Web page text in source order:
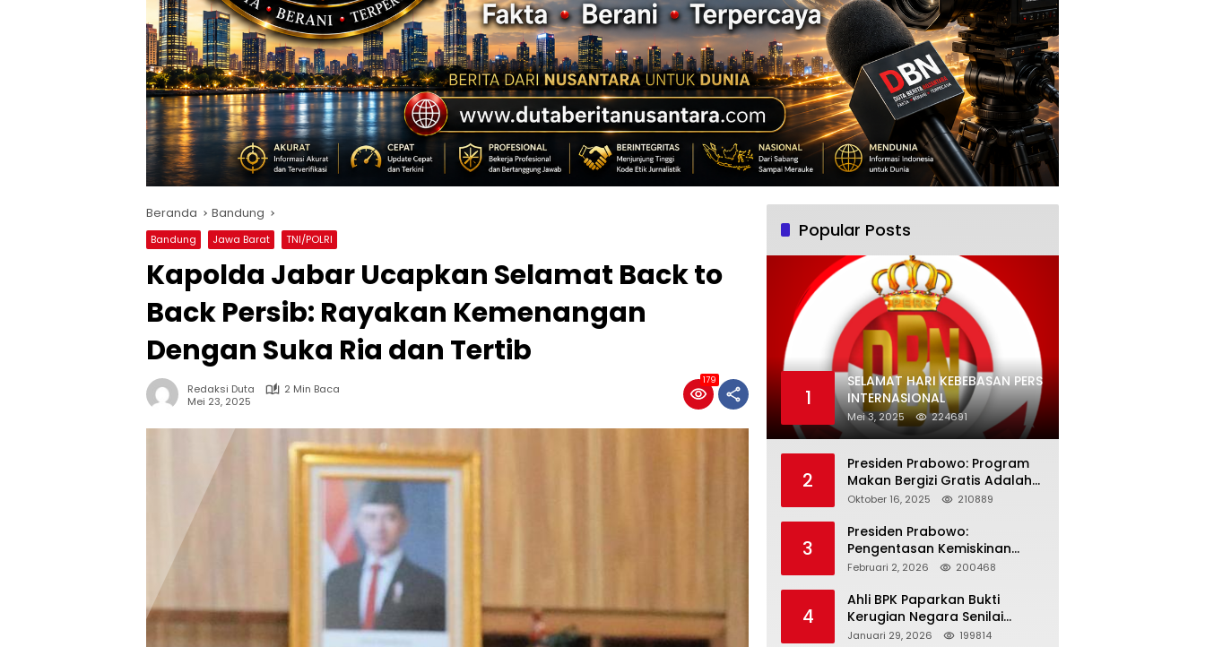
Beranda Bandung
Bandung Jawa Barat TNI/POLRI
Kapolda Jabar Ucapkan Selamat Back to
Back Persib: Rayakan Kemenangan
Dengan Suka Ria dan Tertib
Redaksi Duta
2 Min Baca
Mei 23, 2025
179
Popular Posts
1
SELAMAT HARI KEBEBASAN PERS
INTERNASIONAL
Mei 3, 2025 224691
2
Presiden Prabowo: Program
Makan Bergizi Gratis Adalah
Investasi untuk Masa Depan
Oktober 16, 2025 210889
3
Presiden Prabowo:
Pengentasan Kemiskinan
Butuh Persatuan dan
Bertanggung Jawab
Februari 2, 2026 200468
4
Ahli BPK Paparkan Bukti
Kerugian Negara Senilai
Rp285 Triliun dalam
Januari 29, 2026 199814